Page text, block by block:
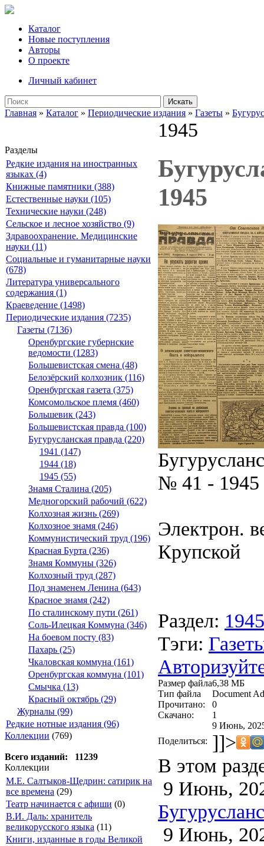
Каталог
Новые поступления
Авторы
О проекте
Личный кабинет
Искать
Главная » Каталог » Периодические издания » Газеты »
Разделы
Редкие издания на иностранных
языках (4)
Книжные памятники (388)
Естественные науки (105)
Технические науки (248)
Сельское и лесное хозяйство (9)
Здравоохранение. Медицинские
науки (11)
Социальные и гуманитарные науки
(678)
Литература универсального
содержания (1)
Краеведение (1498)
Периодические издания (7235)
Газеты (7136)
Оренбургские губернские
ведомости (1283)
Большевистская смена (48)
Белозёрский колхозник (116)
Оренбургская газета (375)
Комсомольское племя (460)
Большевик (243)
Большевистская правда (100)
Бугурусланская правда (220)
1941 (147)
1944 (18)
1945 (55)
Знамя Сталина (205)
Медногорский рабочий (622)
Колхозная жизнь (269)
Колхозное знамя (246)
Коммунистический труд (196)
Красная Бурта (236)
Знамя Коммуны (326)
Колхозный труд (287)
Под знаменем Ленина (643)
Красное знамя (242)
По сталинскому пути (261)
Соль-Илецкая Коммуна (346)
На боевом посту (83)
Пахарь (25)
Чкаловская коммуна (161)
Оренбургская коммуна (101)
Смычка (13)
Красный октябрь (29)
Журналы (99)
Редкие нотные издания (96)
Коллекции (769)
Всего изданий: 11239
Коллекции
М.Е. Салтыков-Щедрин: сатирик на
все времена (29)
Театр начинается с афиши (0)
В.И. Даль: хранитель
великорусского языка (11)
Книги, изданные в годы Великой
1945
1945
№ 41 - 1945
Электрон.
Крупской
Раздел: 1945
Тэги:
Размер файла6,38 МБ
Тип файла
Document
Прочитано:
0
Скачано:
1
9 Июнь,
Поделиться: ]]>
В этом
9 Июнь,
9 Июнь,